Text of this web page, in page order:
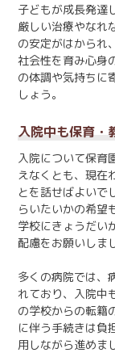
子どもが成長発達
厳しい治療やなれ
の安定がはかられ
社会性を育み心身
の体調や気持ちに
しょう。
入院中も保育・
入院について保育
えなくとも、現在
とを話せばよいで
らいたいかの希望
学校にきょうだい
配慮をお願いしま
多くの病院では、
れており、入院中
の学校からの転籍
に伴う手続きは負
用しながら進めま